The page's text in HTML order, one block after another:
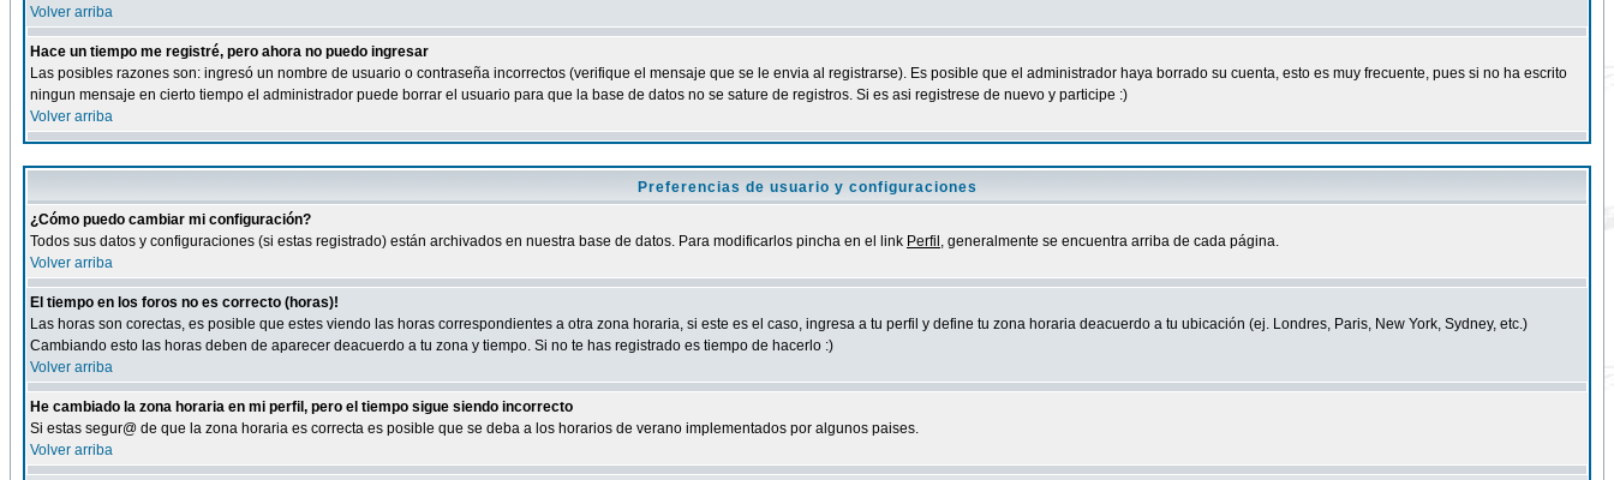
Volver arriba
Hace un tiempo me registré, pero ahora no puedo ingresar
Las posibles razones son: ingresó un nombre de usuario o contraseña incorrectos (verifique el mensaje que se le envia al registrarse). Es posible que el administrador haya borrado su cuenta, esto es muy frecuente, pues si no ha escrito
ningun mensaje en cierto tiempo el administrador puede borrar el usuario para que la base de datos no se sature de registros. Si es asi registrese de nuevo y participe :)
Volver arriba
Preferencias de usuario y configuraciones
¿Cómo puedo cambiar mi configuración?
Todos sus datos y configuraciones (si estas registrado) están archivados en nuestra base de datos. Para modificarlos pincha en el link Perfil , generalmente se encuentra arriba de cada página.
Volver arriba
El tiempo en los foros no es correcto (horas)!
Las horas son corectas, es posible que estes viendo las horas correspondientes a otra zona horaria, si este es el caso, ingresa a tu perfil y define tu zona horaria deacuerdo a tu ubicación (ej. Londres, Paris, New York, Sydney, etc.)
Cambiando esto las horas deben de aparecer deacuerdo a tu zona y tiempo. Si no te has registrado es tiempo de hacerlo :)
Volver arriba
He cambiado la zona horaria en mi perfil, pero el tiempo sigue siendo incorrecto
Si estas segur@ de que la zona horaria es correcta es posible que se deba a los horarios de verano implementados por algunos paises.
Volver arriba